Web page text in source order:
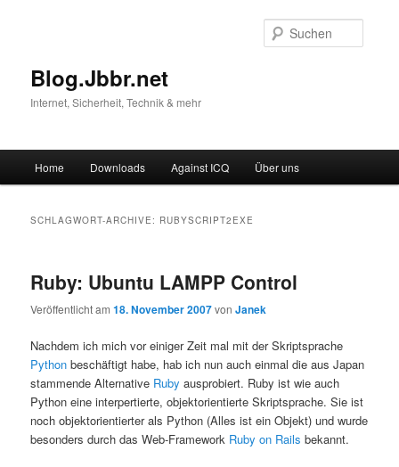
Blog.Jbbr.net
Internet, Sicherheit, Technik & mehr
Zum
Zum
wechseln
Home Downloads Against ICQ Über uns
SCHLAGWORT-ARCHIVE: RUBYSCRIPT2EXE
Ruby: Ubuntu LAMPP Control
Veröffentlicht am18. November 2007vonJanek
Nachdem ich mich vor einiger Zeit mal mit der Skriptsprache
Python beschäftigt habe, hab ich nun auch einmal die aus Japan
stammende Alternative Ruby ausprobiert. Ruby ist wie auch
Python eine interpertierte, objektorientierte Skriptsprache. Sie ist
noch objektorientierter als Python (Alles ist ein Objekt) und wurde
besonders durch das Web-Framework Ruby on Rails bekannt.